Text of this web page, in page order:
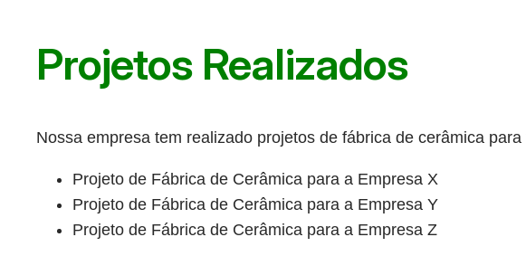
Projetos Realizados
Nossa empresa tem realizado projetos de fábrica de cerâmica
Projeto de Fábrica de Cerâmica para a Empresa X
Projeto de Fábrica de Cerâmica para a Empresa Y
Projeto de Fábrica de Cerâmica para a Empresa Z